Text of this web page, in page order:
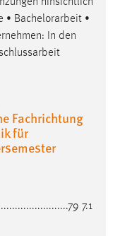
79 7.1
hinsichtlich
Fachrichtung
für
anzuzeigen.
Websites